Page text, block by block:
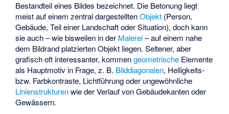
Bestandteil eines Bildes bezeichnet. Die Betonung liegt
meist auf einem zentral dargestelltenObjekt (Person,
Gebäude, Teil einer Landschaft oder Situation), doch kann
sie auch – wie bisweilen in der Malerei– auf einem nahe
dem Bildrand platzierten Objekt liegen. Seltener, aber
grafisch oft interessanter, kommengeometrische Elemente
als Hauptmotiv in Frage, z. B. Bilddiagonalen, Helligkeits-
bzw. Farbkontraste, Lichtführung oder ungewöhnliche
Linienstrukturenwie der Verlauf von Gebäudekanten oder
Gewässern.